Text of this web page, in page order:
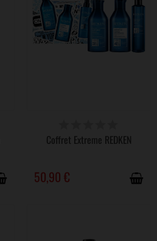
Coffret Extreme REDKEN
50,90 €